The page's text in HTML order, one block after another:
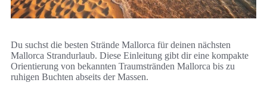
Du suchst die besten Strände Mallorca für deinen nächsten
Mallorca Strandurlaub. Diese Einleitung gibt dir eine kompakte
Orientierung von bekannten Traumstränden Mallorca bis zu
ruhigen Buchten abseits der Massen.